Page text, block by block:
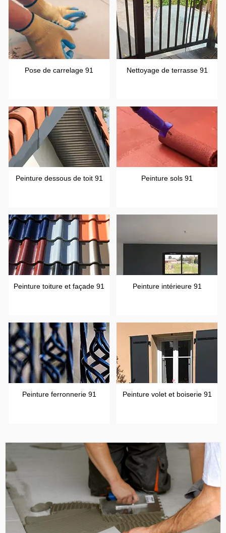
Pose de carrelage 91 Nettoyage de terrasse 91
Peinture dessous de toit 91 Peinture sols 91
Peinture toiture et façade 91 Peinture intérieure 91
Peinture ferronnerie 91 Peinture volet et boiserie 91